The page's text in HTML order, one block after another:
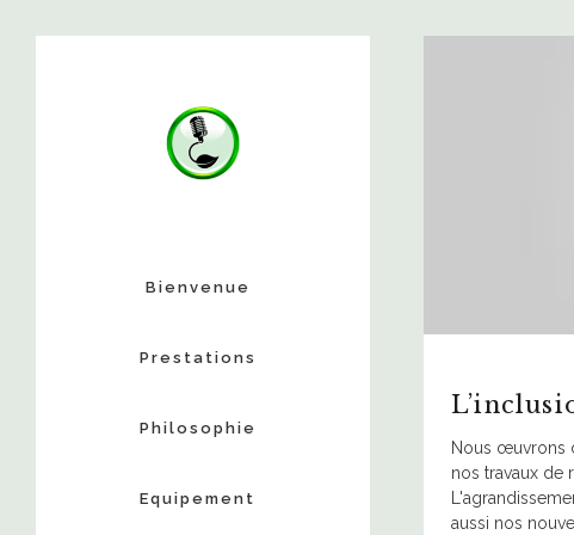
Bienvenue
Prestations
Philosophie
Equipement
Nous œuvrons
nos travaux de
aussi nos